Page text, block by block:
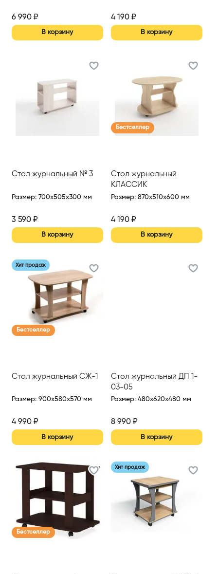
6 990 ₽
В корзину
4 190₽
В корзину
Стол журнальный № 3
Размер: 700x505x300 мм
3 590 ₽
В корзину
Бестселлер
Стол журнальный
КЛАССИК
Размер: 870x510x600 мм
4 190₽
В корзину
Хит продаж
Бестселлер
Стол журнальный СЖ-1
Размер: 900x580x570 мм
4 990 ₽
В корзину
Стол журнальный ДП 1-
03-05
Размер: 480x620x480 мм
8 990₽
В корзину
Бестселлер
Хит продаж